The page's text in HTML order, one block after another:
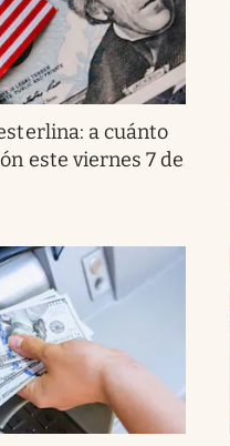
a cuánto
este viernes 7 de